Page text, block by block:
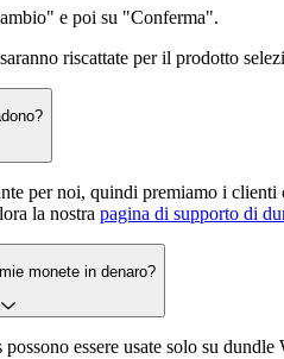
e poi su "Conferma".
riscattate per il prodotto
per noi, quindi premiamo i
la nostra pagina di supporto di
monete in denaro?
essere usate solo su